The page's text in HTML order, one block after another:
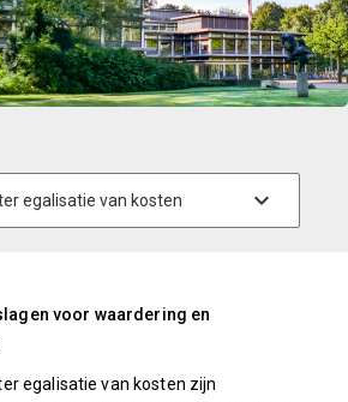
voor waardering en
egalisatie van kosten zijn